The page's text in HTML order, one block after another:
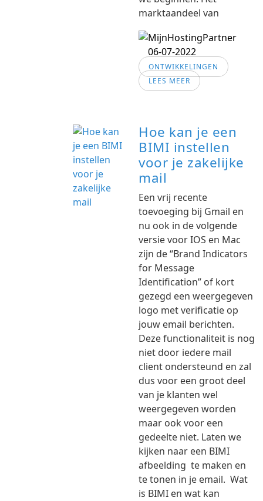
marktaandeel van
06-07-2022
ONTWIKKELINGEN
LEES MEER
Hoe kan je een
BIMI instellen
voor je zakelijke
mail
Een vrij recente
toevoeging bij Gmail en
nu ook in de volgende
versie voor IOS en Mac
zijn de “Brand Indicators
for Message
Identification” of kort
gezegd een weergegeven
logo met verificatie op
jouw email berichten.
Deze functionaliteit is nog
niet door iedere mail
client ondersteund en zal
dus voor een groot deel
van je klanten wel
weergegeven worden
maar ook voor een
gedeelte niet. Laten we
kijken naar een BIMI
afbeelding te maken en
te tonen in je email. Wat
is BIMI en wat kan